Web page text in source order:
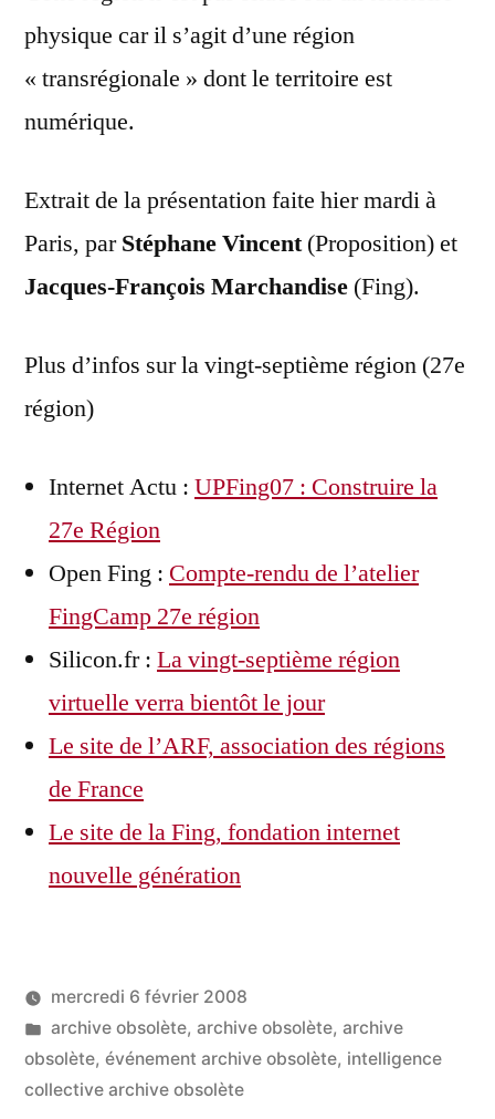
physique car il s’agit d’une région
« transrégionale » dont le territoire est
numérique.
Extrait de la présentation faite hier mardi à
Paris, parStéphane Vincent(Proposition) et
Jacques-François Marchandise (Fing).
Plus d’infos sur la vingt-septième région (27e
région)
Internet Actu : UPFing07 : Construire la
27e Région
Open Fing : Compte-rendu de l’atelier
FingCamp 27e région
Silicon.fr : La vingt-septième région
virtuelle verra bientôt le jour
Le site de l’ARF, association des régions
de France
Le site de la Fing, fondation internet
nouvelle génération
Publié
par
LucL
mercredi 6 février 2008
Publié
dans
archive obsolète, archive obsolète, archive
obsolète, événement archive obsolète, intelligence
collective archive obsolète